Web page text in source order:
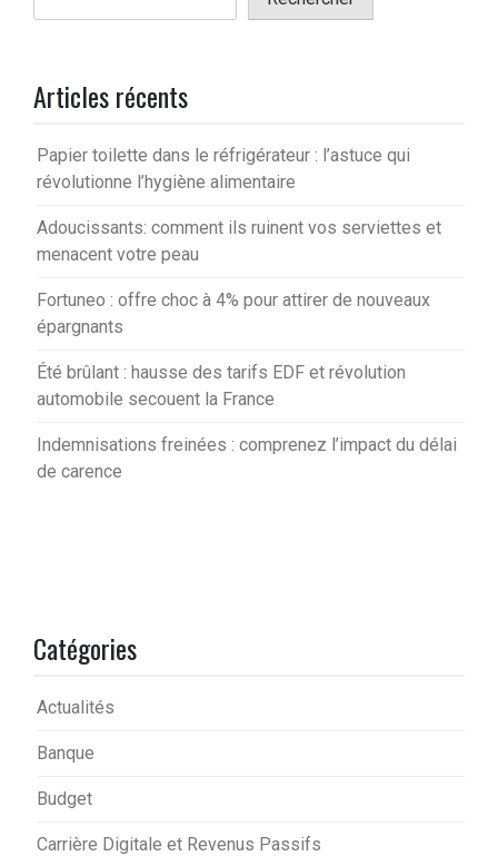
Articles récents
Papier toilette dans le réfrigérateur : l’astuce qui
révolutionne l’hygiène alimentaire
Adoucissants: comment ils ruinent vos serviettes et
menacent votre peau
Fortuneo : offre choc à 4% pour attirer de nouveaux
épargnants
Été brûlant : hausse des tarifs EDF et révolution
automobile secouent la France
Indemnisations freinées : comprenez l’impact du délai
de carence
Catégories
Actualités
Banque
Budget
Carrière Digitale et Revenus Passifs